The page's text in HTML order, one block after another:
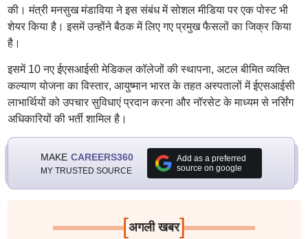
की। मंत्री मनसुख मंडाविया ने इस संबंध में सोशल मीडिया पर एक पोस्ट भी
शेयर किया है। इसमें उन्होंने बैठक में लिए गए प्रमुख फैसलों का जिक्र किया
है।
इसमें 10 नए ईएसआईसी मेडिकल कॉलेजों की स्थापना, अटल बीमित व्यक्ति
कल्याण योजना का विस्तार, आयुष्मान भारत के तहत अस्पतालों में ईएसआईसी
लाभार्थियों को उपचार सुविधाएं प्रदान करना और नॉरसेट के माध्यम से नर्सिंग
अधिकारियों की भर्ती शामिल है।
MAKE CAREERS360
MY TRUSTED SOURCE
Add as a preferred
source on google
[अगली खबर]